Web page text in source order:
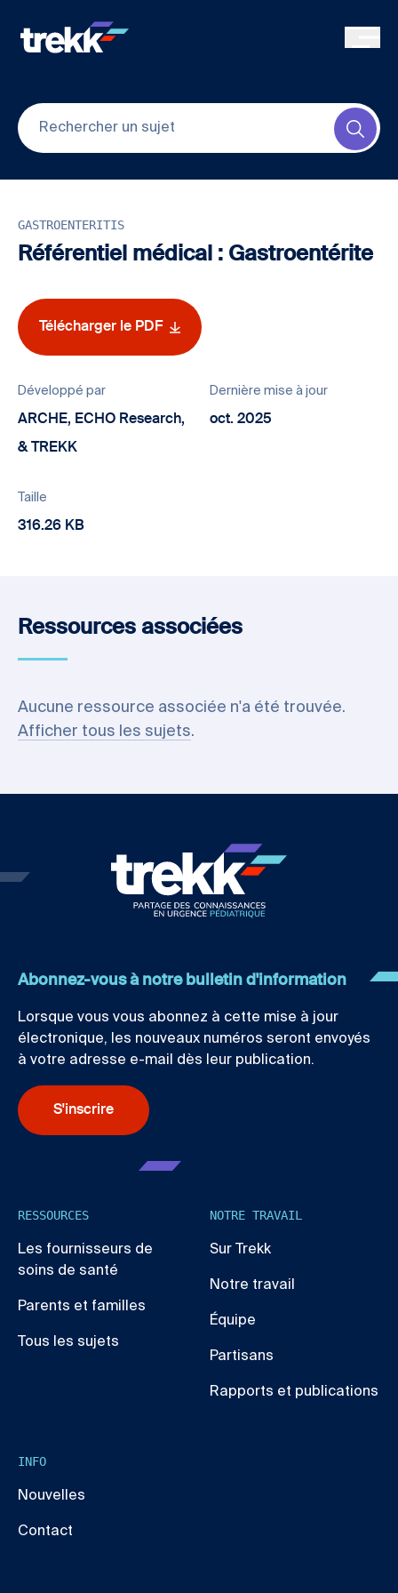
GASTROENTERITIS
Référentiel médical : Gastroentérite
Télécharger le PDF
Développé par
ARCHE, ECHO Research,
& TREKK
Dernière mise à jour
oct. 2025
Taille
316.26 KB
Ressources associées
Aucune ressource associée n'a été trouvée.
Afficher tous les sujets.
Abonnez-vous à notre bulletin d'information
Lorsque vous vous abonnez à cette mise à jour
électronique, les nouveaux numéros seront envoyés
à votre adresse e-mail dès leur publication.
S'inscrire
RESSOURCES
Les fournisseurs de
soins de santé
Parents et familles
Tous les sujets
NOTRE TRAVAIL
Sur Trekk
Notre travail
Équipe
Partisans
Rapports et publications
INFO
Nouvelles
Contact